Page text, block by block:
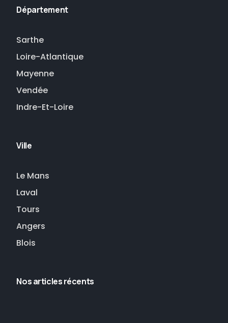
Département
Sarthe
Loire-Atlantique
Mayenne
Vendée
Indre-Et-Loire
Ville
Le Mans
Laval
Tours
Angers
Blois
Nos articles récents